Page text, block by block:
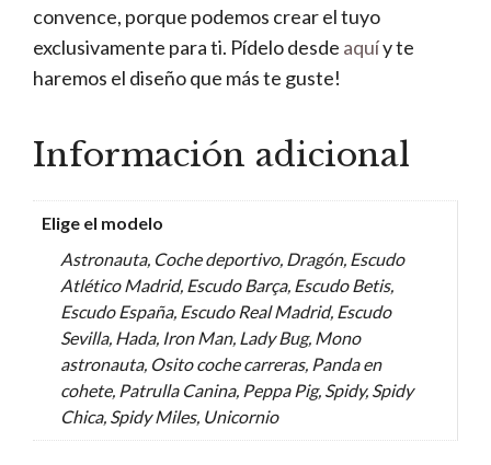
convence, porque podemos crear el tuyo
exclusivamente para ti. Pídelo desde aquíy te
haremos el diseño que más te guste!
Información adicional
Elige el modelo
Astronauta, Coche deportivo, Dragón, Escudo
Atlético Madrid, Escudo Barça, Escudo Betis,
Escudo España, Escudo Real Madrid, Escudo
Sevilla, Hada, Iron Man, Lady Bug, Mono
astronauta, Osito coche carreras, Panda en
cohete, Patrulla Canina, Peppa Pig, Spidy, Spidy
Chica, Spidy Miles, Unicornio